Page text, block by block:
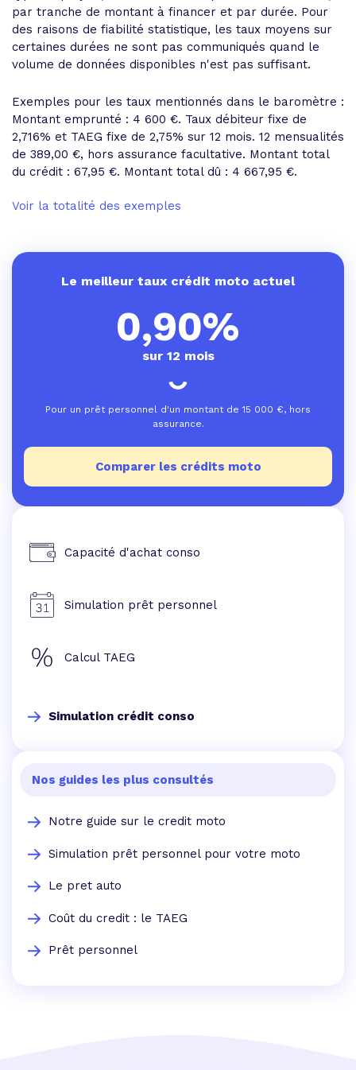
par tranche de montant à financer et par durée. Pour
des raisons de fiabilité statistique, les taux moyens sur
certaines durées ne sont pas communiqués quand le
volume de données disponibles n'est pas suffisant.
Exemples pour les taux mentionnés dans le baromètre :
Montant emprunté : 4 600 €. Taux débiteur fixe de
2,716% et TAEG fixe de 2,75% sur 12 mois. 12 mensualités
de 389,00 €, hors assurance facultative. Montant total
du crédit : 67,95 €. Montant total dû : 4 667,95 €.
Voir la totalité des exemples
Le meilleur taux crédit moto actuel
0,90%
sur 12 mois
Pour un prêt personnel d'un montant de 15 000 €, hors
assurance.
Comparer les crédits moto
Capacité d'achat conso
Simulation prêt personnel
Calcul TAEG
Simulation crédit conso
Nos guides les plus consultés
Notre guide sur le credit moto
Simulation prêt personnel pour votre moto
Le pret auto
Coût du credit : le TAEG
Prêt personnel